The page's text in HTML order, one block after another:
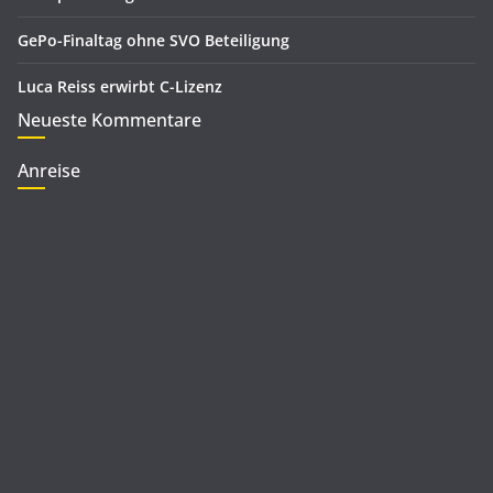
GePo-Finaltag ohne SVO Beteiligung
Luca Reiss erwirbt C-Lizenz
Neueste Kommentare
Anreise